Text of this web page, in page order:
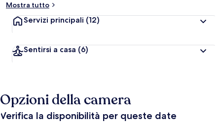
Mostra tutto
Servizi principali (12)
Sentirsi a casa (6)
Opzioni della camera
Verifica la disponibilità per queste date